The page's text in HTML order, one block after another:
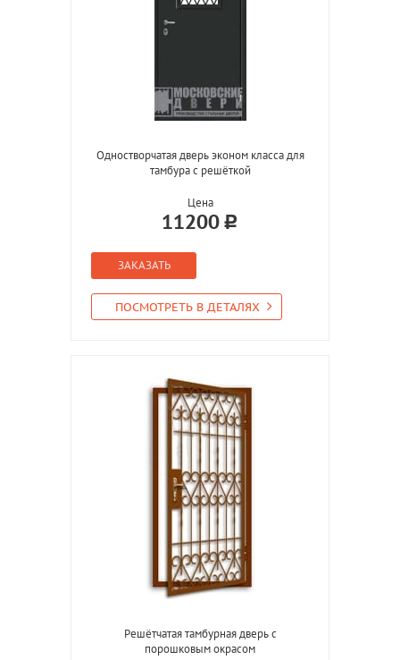
Одностворчатая дверь эконом класса для
тамбура с решёткой
Цена
11200
ЗАКАЗАТЬ
ПОСМОТРЕТЬ В ДЕТАЛЯХ
Решётчатая тамбурная дверь с
порошковым окрасом